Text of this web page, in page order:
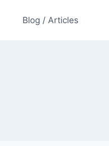
Blog / Articles